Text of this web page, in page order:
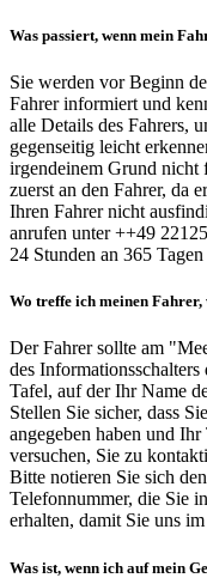
Was passiert, wenn mein
Sie werden vor Beginn
Fahrer informiert und
alle Details des Fahrers,
gegenseitig leicht
irgendeinem Grund nicht
zuerst an den Fahrer, da
Ihren Fahrer nicht
anrufen unter ++49
24 Stunden an 365
Wo treffe ich meinen
Der Fahrer sollte am
des
Tafel, auf der Ihr Name
Stellen Sie sicher, dass
angegeben haben und
versuchen, Sie zu
Bitte notieren Sie sich
Telefonnummer, die Sie
erhalten, damit Sie uns
Was ist, wenn ich auf mein